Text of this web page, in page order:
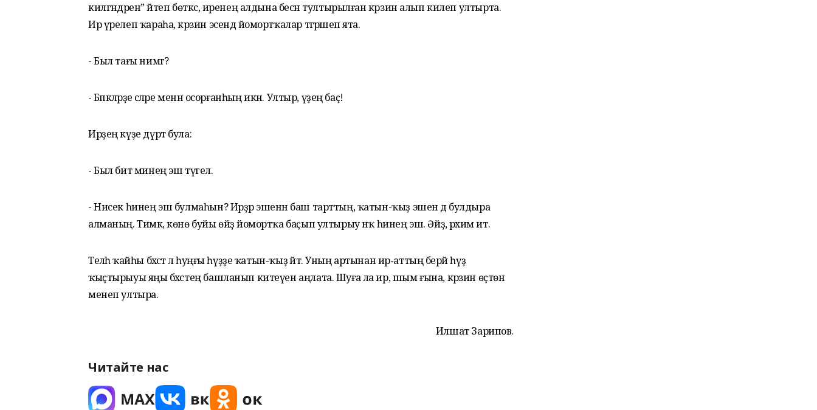
килгәндәрен” әйтеп бөткәс, иренең алдына бесән тултырылған кәрзин алып килеп ултырта.
Ир үрелеп ҡараһа, кәрзин эсендә йомортҡалар тәгәрәшеп ята.
- Был тағы нимәгә?
- Бәпкәләрҙе әсәләре менән осорғанһың икән. Ултыр, үҙең баҫ!
Ирҙең күҙе дүрт була:
- Был бит минең эш түгел.
- Нисек һинең эш булмаһын? Ирҙәр эшенән баш тарттың, ҡатын-ҡыҙ эшен дә булдыра
алманың. Тимәк, көнө буйы өйҙә йомортҡа баҫып ултырыу нәҡ һинең эш. Әйҙә, рәхим ит.
Теләһә ҡайһы бәхәстә лә һуңғы һүҙҙе ҡатын-ҡыҙ әйтә. Уның артынан ир-аттың берәй һүҙ
ҡыҫтырыуы яңы бәхәстең башланып китеүен аңлата. Шуға ла ир, шым ғына, кәрзин өҫтөнә
менеп ултыра.
Илшат Зарипов.
Читайте нас